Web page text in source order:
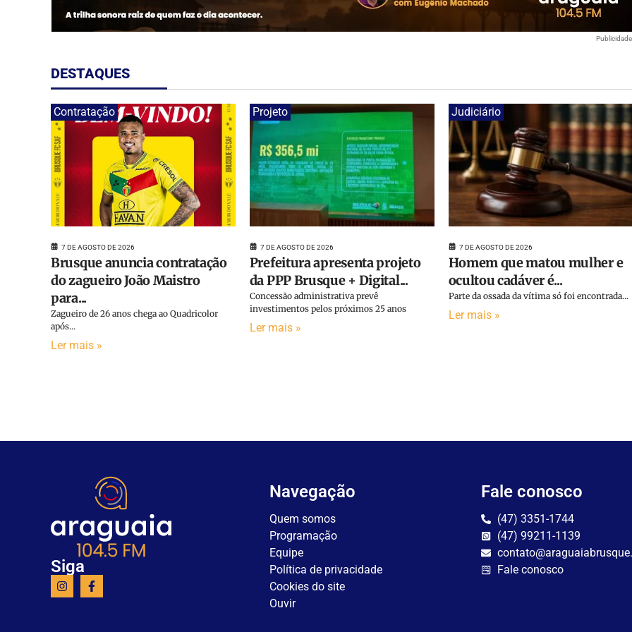
Publicidade
DESTAQUES
Contratação
7 DE AGOSTO DE 2026
Brusque anuncia contratação
do zagueiro João Maistro
para...
Zagueiro de 26 anos chega ao Quadricolor
após...
Ler mais »
Projeto
7 DE AGOSTO DE 2026
Prefeitura apresenta projeto
da PPP Brusque + Digital...
Concessão administrativa prevê
investimentos pelos próximos 25 anos
Ler mais »
Judiciário
7 DE AGOSTO DE 2026
Homem que matou mulher e
ocultou cadáver é...
Parte da ossada da vítima só foi encontrada...
Ler mais »
Siga
Navegação
Quem somos
Programação
Equipe
Política de privacidade
Cookies do site
Ouvir
Fale conosco
(47) 3351-1744
(47) 99211-1139
Fale conosco